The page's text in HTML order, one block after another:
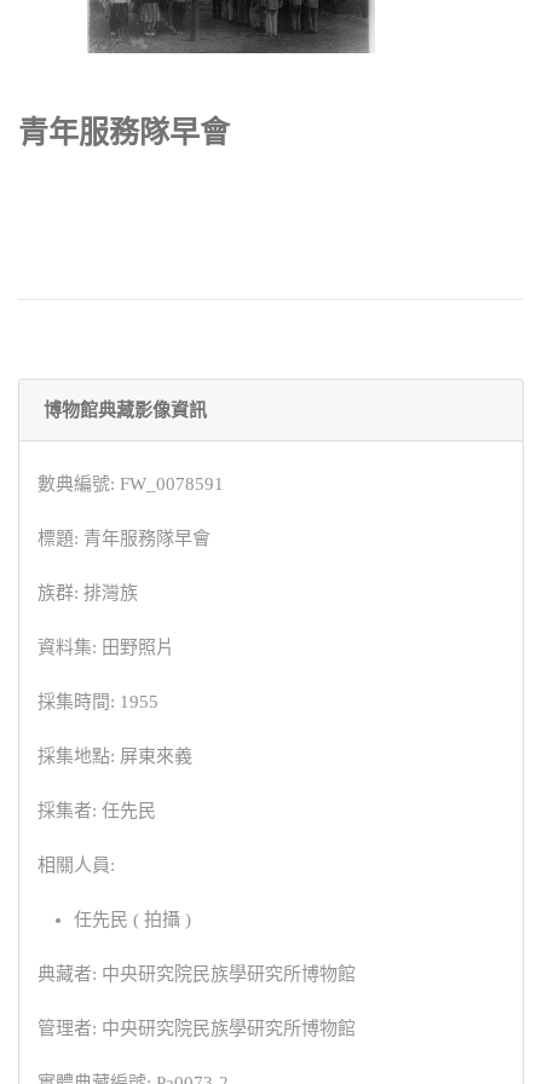
青年服務隊早會
博物館典藏影像資訊
數典編號: FW_0078591
標題: 青年服務隊早會
族群: 排灣族
資料集: 田野照片
採集時間: 1955
採集地點: 屏東來義
採集者: 任先民
相關人員:
任先民 ( 拍攝 )
典藏者: 中央研究院民族學研究所博物館
管理者: 中央研究院民族學研究所博物館